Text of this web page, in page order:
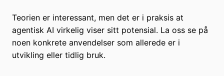
Teorien er interessant, men det er i praksis at
agentisk AI virkelig viser sitt potensial. La oss se på
noen konkrete anvendelser som allerede er i
utvikling eller tidlig bruk.